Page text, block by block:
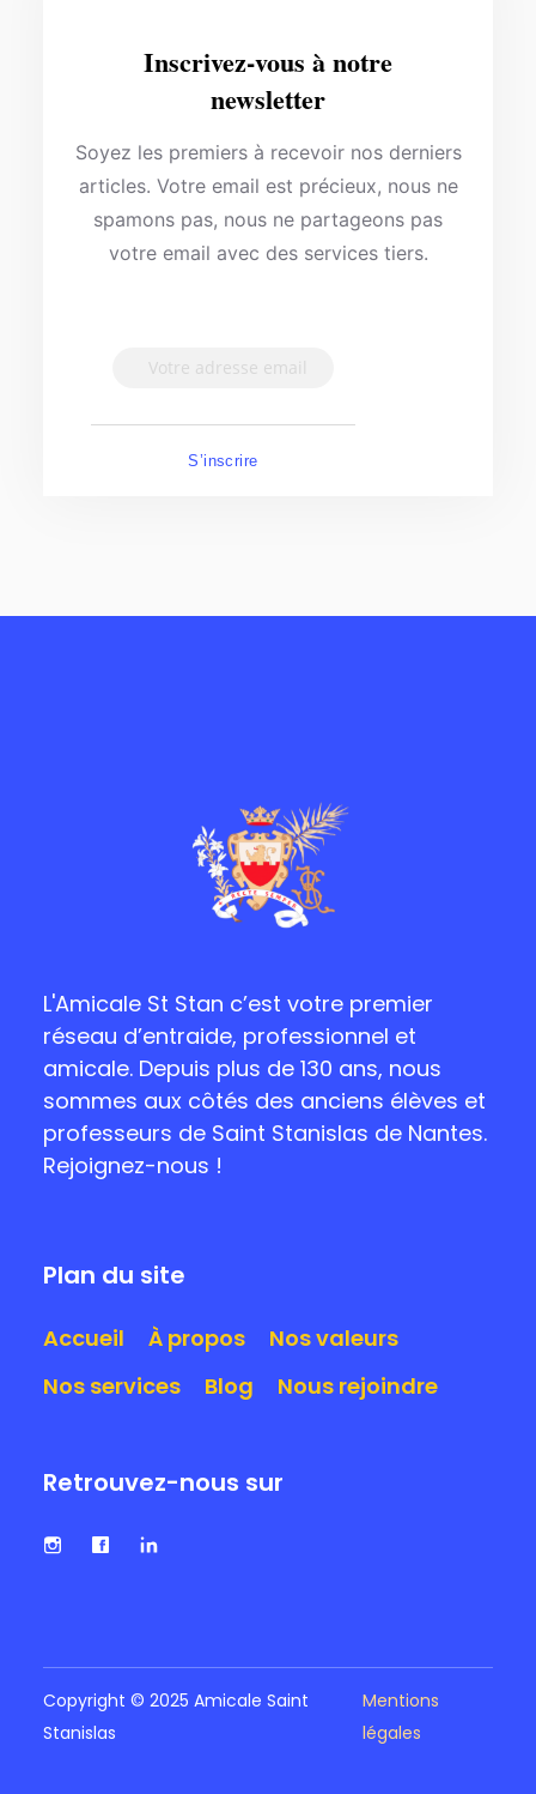
Inscrivez-vous à notre
newsletter
Soyez les premiers à recevoir nos derniers
articles. Votre email est précieux, nous ne
spamons pas, nous ne partageons pas
votre email avec des services tiers.
S’inscrire
L'Amicale St Stan c’est votre premier
réseau d’entraide, professionnel et
amicale. Depuis plus de 130 ans, nous
sommes aux côtés des anciens élèves et
professeurs de Saint Stanislas de Nantes.
Rejoignez-nous !
Plan du site
Accueil À propos
Nos valeurs
Nos services
Blog Nous rejoindre
Retrouvez-nous sur
Copyright © 2025 Amicale Saint
Stanislas
Mentions
légales